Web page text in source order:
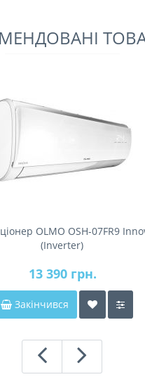
OLMO OSH-07FR9
(Inverter)
13 390 грн.
Закінчився